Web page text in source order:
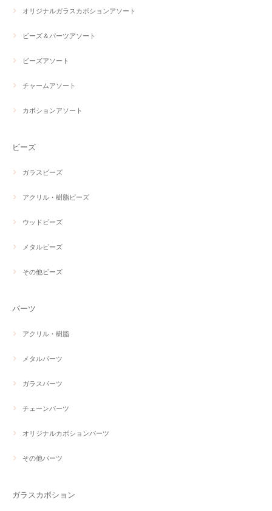
オリジナルガラスカボションアソート
ビーズ＆パーツアソート
ビーズアソート
チャームアソート
カボションアソート
ビーズ
ガラスビーズ
アクリル・樹脂ビーズ
ウッドビーズ
メタルビーズ
その他ビーズ
パーツ
アクリル・樹脂
メタルパーツ
ガラスパーツ
チェーンパーツ
オリジナルカボションパーツ
その他パーツ
ガラスカボション